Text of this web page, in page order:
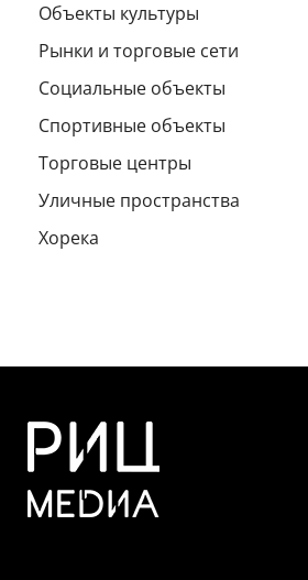
Объекты культуры
Рынки и торговые сети
Социальные объекты
Спортивные объекты
Торговые центры
Уличные пространства
Хорека